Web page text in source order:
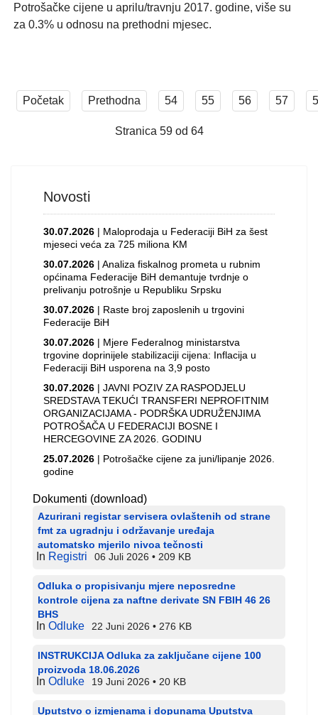
Potrošačke cijene u aprilu/travnju 2017. godine, više su
za 0.3% u odnosu na prethodni mjesec.
Početak Prethodna 54 55 56 57
Stranica 59 od 64
Novosti
30.07.2026 | Maloprodaja u Federaciji BiH za šest
mjeseci veća za 725 miliona KM
30.07.2026 | Analiza fiskalnog prometa u rubnim
općinama Federacije BiH demantuje tvrdnje o
prelivanju potrošnje u Republiku Srpsku
30.07.2026 | Raste broj zaposlenih u trgovini
Federacije BiH
30.07.2026 | Mjere Federalnog ministarstva
trgovine doprinijele stabilizaciji cijena: Inflacija u
Federaciji BiH usporena na 3,9 posto
30.07.2026 | JAVNI POZIV ZA RASPODJELU
SREDSTAVA TEKUĆI TRANSFERI NEPROFITNIM
ORGANIZACIJAMA - PODRŠKA UDRUŽENJIMA
POTROŠAČA U FEDERACIJI BOSNE I
HERCEGOVINE ZA 2026. GODINU
25.07.2026 | Potrošačke cijene za juni/lipanje 2026.
godine
Dokumenti (download)
Azurirani registar servisera ovlaštenih od strane
fmt za ugradnju i održavanje uređaja
automatsko mjerilo nivoa tečnosti
In Registri 06 Juli 2026 209 KB
Odluka o propisivanju mjere neposredne
kontrole cijena za naftne derivate SN FBIH 46 26
BHS
In Odluke 22 Juni 2026 276 KB
INSTRUKCIJA Odluka za zaključane cijene 100
proizvoda 18.06.2026
In Odluke 19 Juni 2026 20 KB
Uputstvo o izmjenama i dopunama Uputstva